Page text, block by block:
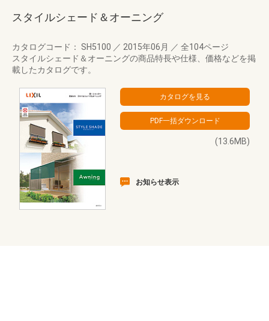
スタイルシェード＆オーニング
カタログコード： SH5100 ／ 2015年06月 ／ 全104ページ
スタイルシェード＆オーニングの商品特長や仕様、価格などを掲
載したカタログです。
(13.6MB)
お知らせ表示